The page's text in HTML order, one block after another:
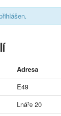
Adresa
E49
Lnáře 20